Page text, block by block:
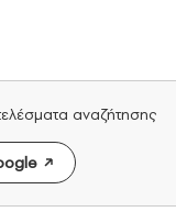
αναζήτησης